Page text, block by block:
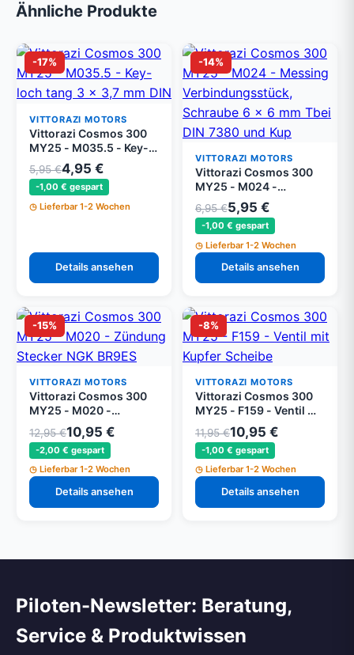
Ähnliche Produkte
-17%
VITTORAZI MOTORS
Vittorazi Cosmos 300
MY25 - M035.5 - Key-
loch tang 3 x 3,7 mm
DIN 6888 (Set von 5)
5,95 €4,95 €
-1,00 € gespart
Lieferbar 1-2 Wochen
Details ansehen
-14%
VITTORAZI MOTORS
Vittorazi Cosmos 300
MY25 - M024 -
Messing
Verbindungsstück,
Schraube 6 x 6 mm Tbei
DIN 7380 und Kupfer
Scheibe
6,95 €5,95 €
-1,00 € gespart
Lieferbar 1-2 Wochen
Details ansehen
-15%
VITTORAZI MOTORS
Vittorazi Cosmos 300
MY25 - M020 -
Zündung Stecker NGK
BR9ES
12,95 €10,95 €
-2,00 € gespart
Lieferbar 1-2 Wochen
Details ansehen
-8%
VITTORAZI MOTORS
Vittorazi Cosmos 300
MY25 - F159 - Ventil mit
Kupfer Scheibe
11,95 €10,95 €
-1,00 € gespart
Lieferbar 1-2 Wochen
Details ansehen
Piloten-Newsletter: Beratung,
Service & Produktwissen